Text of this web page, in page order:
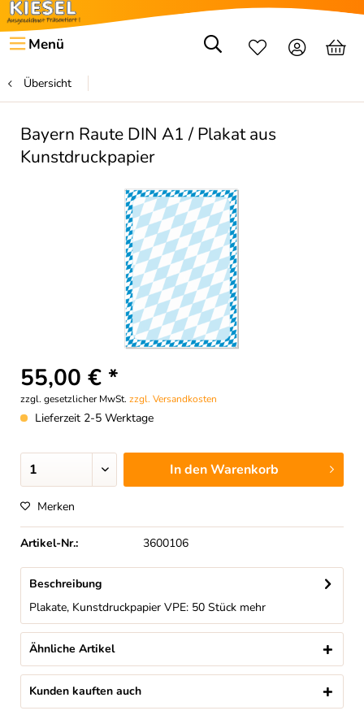
Menü
Übersicht
Bayern Raute DIN A1 / Plakat aus
Kunstdruckpapier
55,00 € *
zzgl. gesetzlicher MwSt. zzgl. Versandkosten
Lieferzeit 2-5 Werktage
In denWarenkorb
Merken
Artikel-Nr.: 3600106
Beschreibung
Plakate, Kunstdruckpapier VPE: 50 Stück mehr
Ähnliche Artikel
Kunden kauften auch